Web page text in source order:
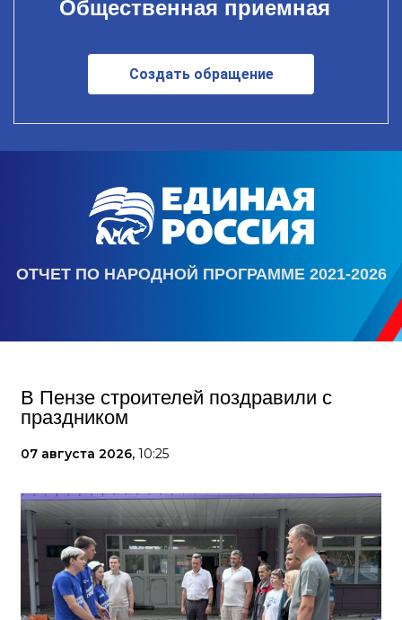
Общественная приемная
Создать обращение
ОТЧЕТ ПО НАРОДНОЙ ПРОГРАММЕ 2021-2026
В Пензе строителей поздравили с
праздником
07 августа 2026, 10:25